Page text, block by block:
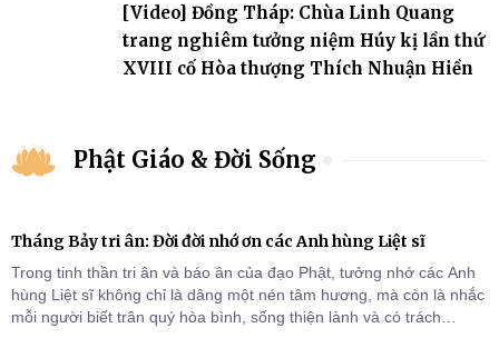
[Video] Đồng Tháp: Chùa Linh Quang
trang nghiêm tưởng niệm Húy kị lần thứ
XVIII cố Hòa thượng Thích Nhuận Hiền
Phật Giáo & Đời Sống
Tháng Bảy tri ân: Đời đời nhớ ơn các Anh hùng Liệt sĩ
Trong tinh thần tri ân và báo ân của đạo Phật, tưởng nhớ các Anh
hùng Liệt sĩ không chỉ là dâng một nén tâm hương, mà còn là nhắc
mỗi người biết trân quý hòa bình, sống thiện lành và có trách